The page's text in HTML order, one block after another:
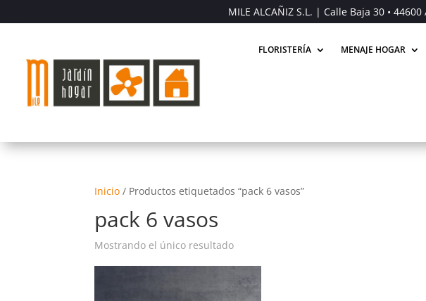
MILE ALCAÑIZ S.L. | Calle Baja 30 •
FLORISTERÍA MENAJE HOGAR
Inicio / Productos etiquetados “pack 6 vasos”
pack 6 vasos
Mostrando el único resultado